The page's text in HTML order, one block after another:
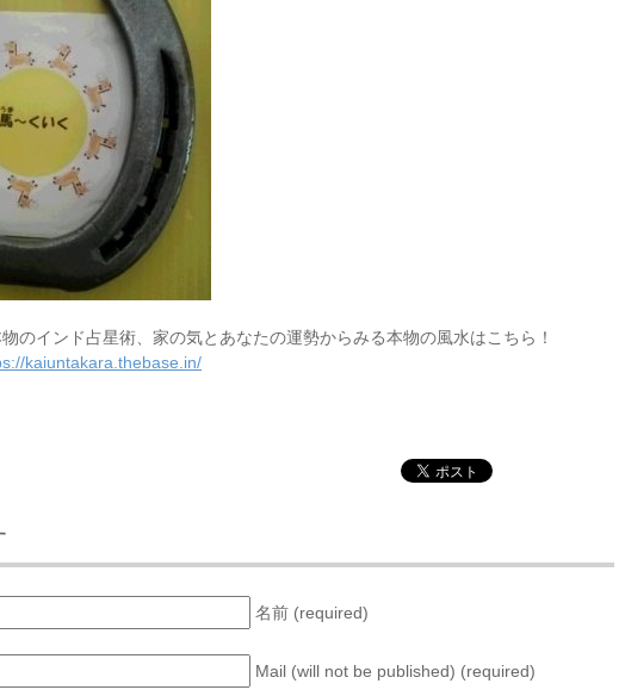
のインド占星術、家の気とあなたの運勢からみる本物の風水はこちら！
kaiuntakara.thebase.in/
名前 (required)
Mail (will not be published) (required)